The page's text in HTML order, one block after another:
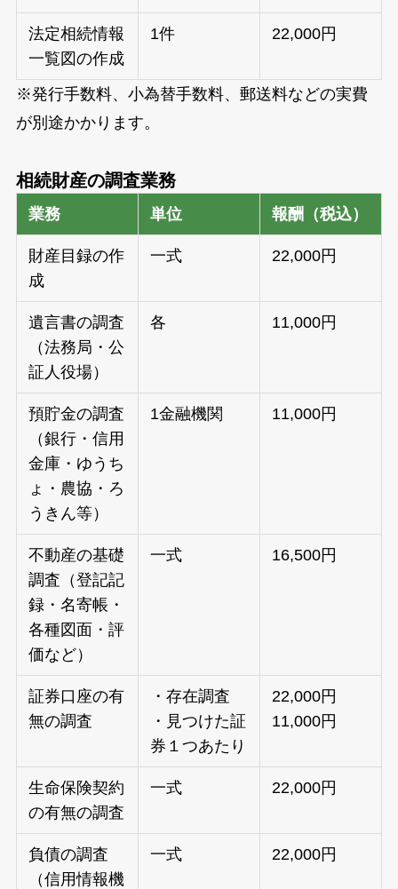
法定相続情報
一覧図の作成
1件 22,000円
※発行手数料、小為替手数料、郵送料などの実費
が別途かかります。
相続財産の調査業務
業務 単位 報酬（税込）
財産目録の作
成
一式 22,000円
遺言書の調査
（法務局・公
証人役場）
各 11,000円
預貯金の調査
（銀行・信用
金庫・ゆうち
ょ・農協・ろ
うきん等）
1金融機関 11,000円
不動産の基礎
調査（登記記
録・名寄帳・
各種図面・評
価など）
一式 16,500円
証券口座の有
無の調査
・存在調査
・見つけた証
券１つあたり
22,000円
11,000円
生命保険契約
の有無の調査
一式 22,000円
負債の調査
（信用情報機
一式 22,000円